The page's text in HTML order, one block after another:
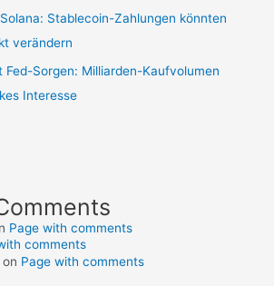
Stablecoin-Zahlungen könnten
verändern
Fed-Sorgen: Milliarden-Kaufvolumen
Interesse
Page with comments
comments
on Page with comments